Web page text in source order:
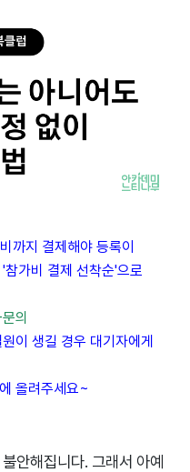
까지 결제해야 등록이
가비 결제 선착순'으로
의
이 생길 경우 대기자에게
에 올려주세요~
안해집니다. 그래서 아예